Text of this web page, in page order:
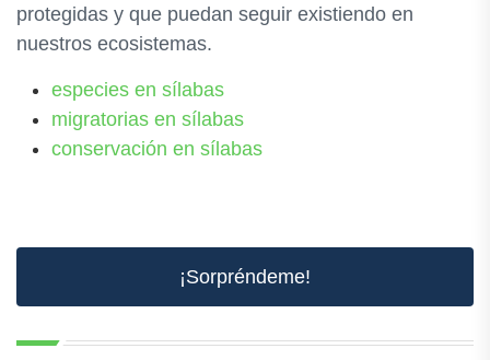
protegidas y que puedan seguir existiendo en
nuestros ecosistemas.
especies en sílabas
migratorias en sílabas
conservación en sílabas
¡Sorpréndeme!